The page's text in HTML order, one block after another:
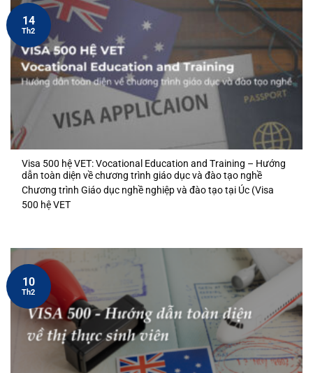
Visa 500 hệ VET: Vocational Education and Training – Hướng
dẫn toàn diện về chương trình giáo dục và đào tạo nghề
Chương trình Giáo dục nghề nghiệp và đào tạo tại Úc (Visa
500 hệ VET
14
Th2
10
Th2